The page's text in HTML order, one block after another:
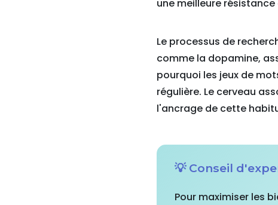
une meilleure
Le processus de
comme la dopamine,
pourquoi les jeux de
régulière. Le cerveau
l'ancrage de cette
💡 Conseil
Pour maximiser les